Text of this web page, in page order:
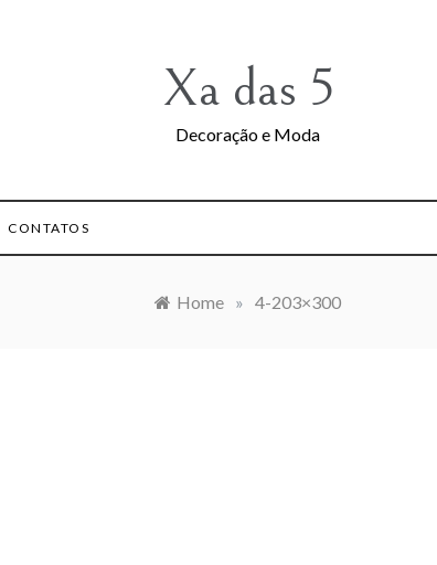
Xa das 5
Decoração e Moda
CONTATOS
Home » 4-203×300